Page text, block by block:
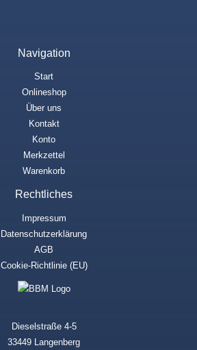
Navigation
Start
Onlineshop
Über uns
Kontakt
Konto
Merkzettel
Warenkorb
Rechtliches
Impressum
Datenschutzerklärung
AGB
Cookie-Richtlinie (EU)
Dieselstraße 4-5
33449 Langenberg